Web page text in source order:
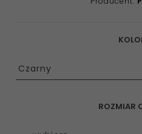
options[3]
ROZMIAR
options[135]